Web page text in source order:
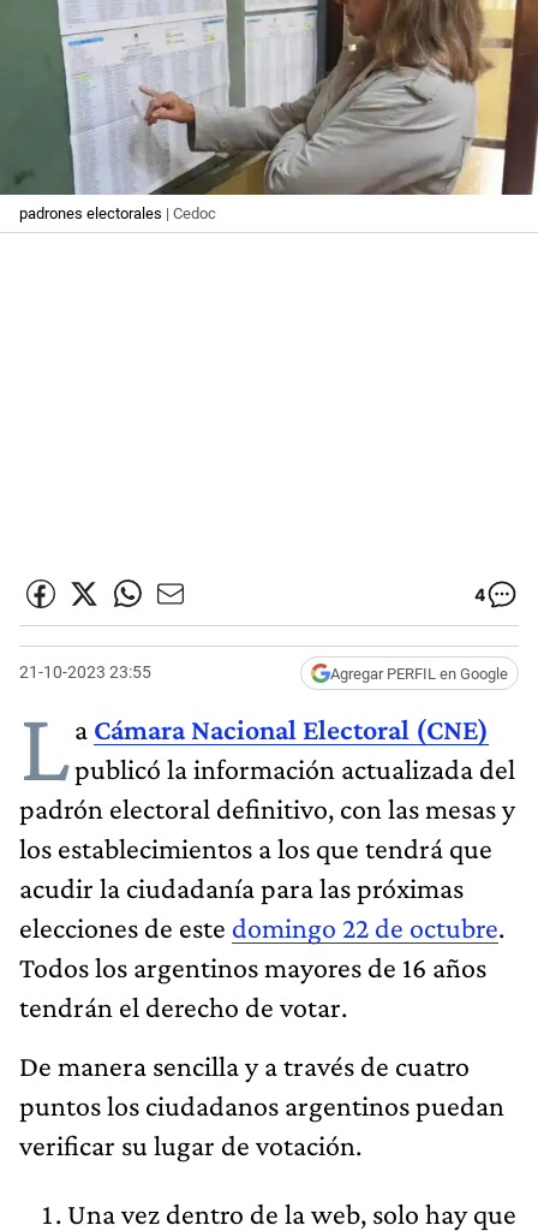
padrones electorales | Cedoc
4
21-10-2023 23:55 Agregar PERFIL en Google
La Cámara Nacional Electoral (CNE)
publicó la información actualizada del
padrón electoral definitivo, con las mesas y
los establecimientos a los que tendrá que
acudir la ciudadanía para las próximas
elecciones de este domingo 22 de octubre.
Todos los argentinos mayores de 16 años
tendrán el derecho de votar.
De manera sencilla y a través de cuatro
puntos los ciudadanos argentinos puedan
verificar su lugar de votación.
Una vez dentro de la web, solo hay que